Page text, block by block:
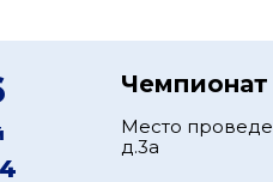
Место
д.3а